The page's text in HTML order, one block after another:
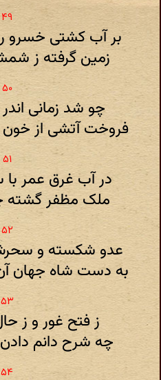
بر آب کشتی خسرو
زمین گرفته ز
چو شد زمانی
فروخت آتشی از خون
در آب غرق عمر
ملک مظفر گشته
عدو شکسته و
به دست شاه جهان
ز فتح غور و ز
چه شرح دانم